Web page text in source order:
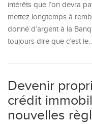
intérêts que l’on devra
mettez longtemps à
donné d’argent à la
toujours dire que c’est
Devenir
crédit
nouvelles